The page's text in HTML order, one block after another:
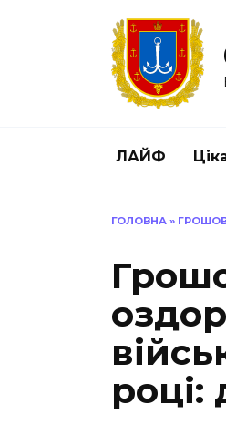
ЛАЙФ
ГОЛОВНА »
році: